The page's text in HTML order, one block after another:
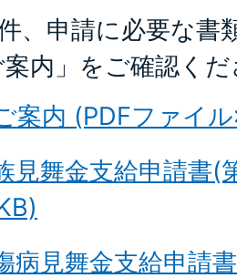
、申請に必要な書
案内」をご確認く
案内 (PDFファイ
見舞金支給申請書(
病見舞金支給申請